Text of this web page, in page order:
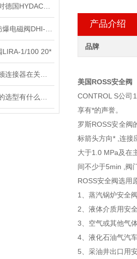
LIRA-1/100 20*
产品介绍
品牌
美国ROSS安全阀
CONTROL S公司
享有*的声誉。
罗斯ROSS安全阀
标箭头方向* ,连接
大于1.0 MPa及在
间不少于5min ,阀
ROSS安全阀选用
1、蒸汽锅炉安全
2、液体介质用安
3、空气或其他气
4、液化石油气汽
5、采油井出口用